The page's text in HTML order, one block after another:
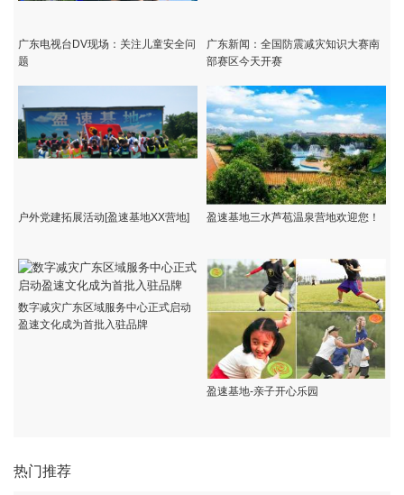
广东电视台DV现场：关注儿童安全问
题
广东新闻：全国防震减灾知识大赛南
部赛区今天开赛
户外党建拓展活动[盈速基地XX营地] 盈速基地三水芦苞温泉营地欢迎您！
数字减灾广东区域服务中心正式启动
盈速文化成为首批入驻品牌
盈速基地-亲子开心乐园
热门推荐